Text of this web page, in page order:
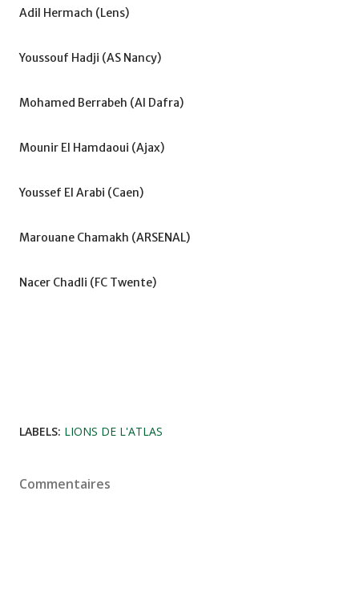
Adil Hermach (Lens)
Youssouf Hadji (AS Nancy)
Mohamed Berrabeh (Al Dafra)
Mounir El Hamdaoui (Ajax)
Youssef El Arabi (Caen)
Marouane Chamakh (ARSENAL)
Nacer Chadli (FC Twente)
LABELS: LIONS DE L'ATLAS
Commentaires